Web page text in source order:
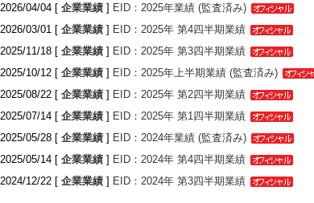
2026/04/04 [ 企業業績 ] EID：2025年業績 (監査済み)
2026/03/01 [ 企業業績 ] EID：2025年 第4四半期業績
2025/11/18 [ 企業業績 ] EID：2025年 第3四半期業績
2025/10/12 [ 企業業績 ] EID：2025年上半期業績 (監査済み)
2025/08/22 [ 企業業績 ] EID：2025年 第2四半期業績
2025/07/14 [ 企業業績 ] EID：2025年 第1四半期業績
2025/05/28 [ 企業業績 ] EID：2024年業績 (監査済み)
2025/05/14 [ 企業業績 ] EID：2024年 第4四半期業績
2024/12/22 [ 企業業績 ] EID：2024年 第3四半期業績